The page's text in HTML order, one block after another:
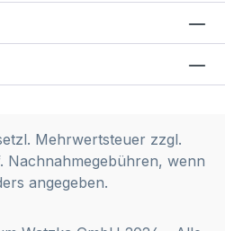
Mehrwertsteuer zzgl.
Nachnahmegebühren, wenn
angegeben.